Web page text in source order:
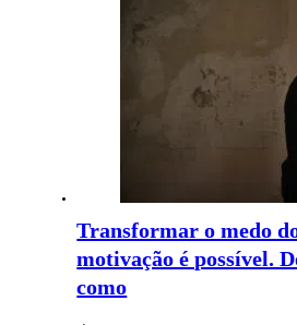
Transformar o medo
motivação é possível.
como